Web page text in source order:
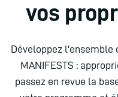
vos
Développez l'ensemble
MANIFESTS :
passez en revue la